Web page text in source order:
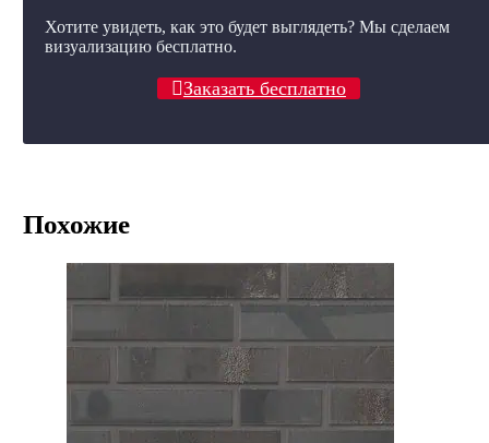
Хотите увидеть, как это будет выглядеть? Мы сделаем
визуализацию бесплатно.
Заказать бесплатно
Похожие